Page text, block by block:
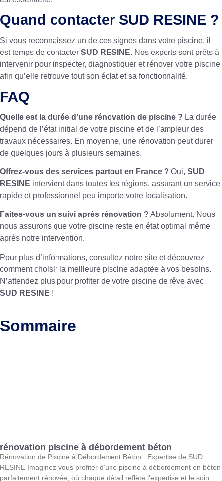
Quand contacter SUD RESINE ?
Si vous reconnaissez un de ces signes dans votre piscine, il
est temps de contacter SUD RESINE. Nos experts sont prêts à
intervenir pour inspecter, diagnostiquer et rénover votre piscine
afin qu’elle retrouve tout son éclat et sa fonctionnalité.
FAQ
Quelle est la durée d’une rénovation de piscine ? La durée
dépend de l’état initial de votre piscine et de l’ampleur des
travaux nécessaires. En moyenne, une rénovation peut durer
de quelques jours à plusieurs semaines.
Offrez-vous des services partout en France ? Oui, SUD
RESINE intervient dans toutes les régions, assurant un service
rapide et professionnel peu importe votre localisation.
Faites-vous un suivi après rénovation ? Absolument. Nous
nous assurons que votre piscine reste en état optimal même
après notre intervention.
Pour plus d’informations, consultez notre site et découvrez
commentchoisir la meilleure piscine adaptée à vos besoins.
N’attendez plus pour profiter de votre piscine de rêve avec
SUD RESINE !
Sommaire
rénovation piscine à débordement béton
Rénovation de Piscine à Débordement Béton : Expertise de SUD
RESINE Imaginez-vous profiter d’une piscine à débordement en béton
parfaitement rénovée, où chaque détail reflète l’expertise et le soin.